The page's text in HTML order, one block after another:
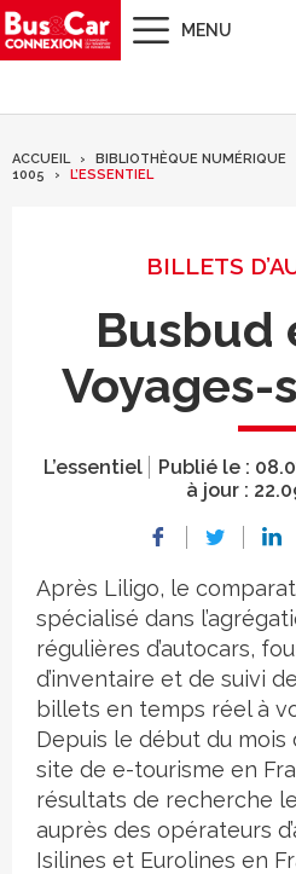
MENU
ACCUEIL BIBLIOTHÈQUE NUMÉRIQUE
1005
L’ESSENTIEL
BILLETS
Busbud
Voyages-
L’essentiel Publié le :
à jour :
Après Liligo, le
spécialisé dans
régulières d’autocars,
d’inventaire et de suivi
billets en temps réel à
Depuis le début du
site de e-tourisme en
résultats de recherche
auprès des opérateurs
Isilines et Eurolines en